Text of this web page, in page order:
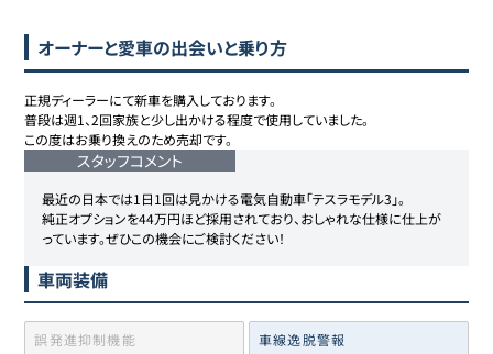
オーナーと愛車の出会いと乗り方
正規ディーラーにて新車を購入しております。
普段は週1、2回家族と少し出かける程度で使用していました。
この度はお乗り換えのため売却です。
スタッフコメント
最近の日本では1日1回は見かける電気自動車「テスラモデル3」。
純正オプションを44万円ほど採用されており、おしゃれな仕様に仕上が
っています。ぜひこの機会にご検討ください！
車両装備
誤発進抑制機能 車線逸脱警報